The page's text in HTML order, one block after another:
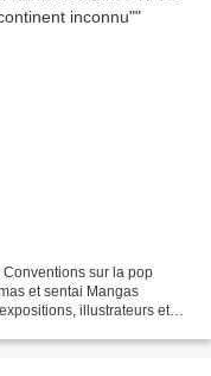
sur la pop
et sentai Mangas
illustrateurs et